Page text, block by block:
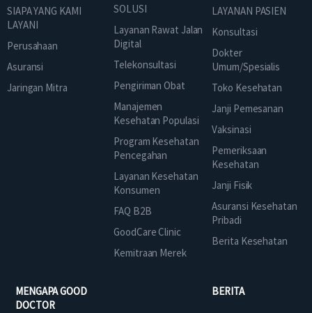
SIAPA YANG KAMI
LAYANI
Perusahaan
Asuransi
Jaringan Mitra
SOLUSI
Layanan Rawat Jalan
Digital
Telekonsultasi
Pengiriman Obat
Manajemen
Kesehatan Populasi
Program Kesehatan
Pencegahan
Layanan Kesehatan
Konsumen
FAQ B2B
GoodCare Clinic
Kemitraan Merek
LAYANAN PASIEN
Konsultasi
Dokter
Umum/Spesialis
Toko Kesehatan
Janji Pemesanan
Vaksinasi
Pemeriksaan
Kesehatan
Janji Fisik
Asuransi Kesehatan
Pribadi
Berita Kesehatan
MENGAPA GOOD
DOCTOR
BERITA